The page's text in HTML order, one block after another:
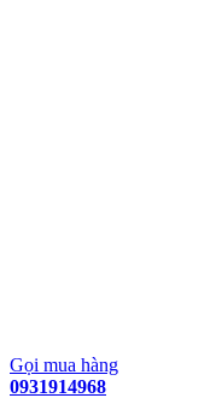
Gọi mua hàng
0931914968